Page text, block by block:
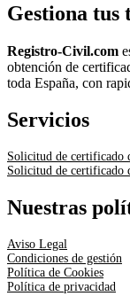
Gestiona tus
Registro-Civil.com
obtención de
toda España, con
Servicios
Solicitud de certificado
Solicitud de certificado
Nuestras
Aviso Legal
Condiciones de gestión
Política de Cookies
Política de privacidad